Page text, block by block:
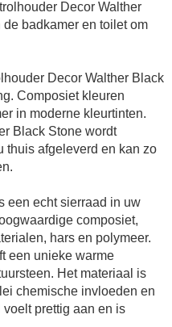
Decor Walther
badkamer en toilet om
Decor Walther Black
Composiet kleuren
in moderne kleurtinten.
Black Stone wordt
thuis afgeleverd en kan zo
een echt sierraad in uw
composiet,
hars en polymeer.
een unieke warme
Het materiaal is
chemische invloeden en
prettig aan en is